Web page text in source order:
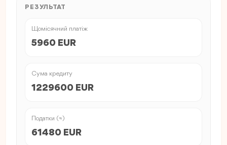
РЕЗУЛЬТАТ
Щомісячний платіж
5960 EUR
Сума кредиту
1229600 EUR
Податки (≈)
61480 EUR